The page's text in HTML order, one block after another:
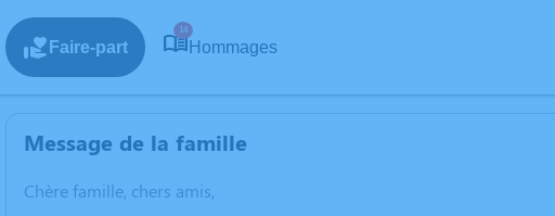
Faire-part
14
Hommages
Message de la famille
Chère famille, chers amis,